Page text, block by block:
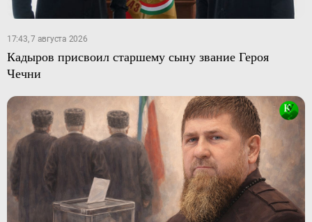
17:43, 7 августа 2026
Кадыров присвоил старшему сыну звание Героя
Чечни